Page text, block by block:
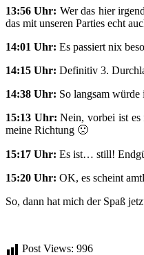
13:56 Uhr: Wer das hier
das mit unseren Parties echt
14:01 Uhr: Es passiert nix
14:15 Uhr: Definitiv 3.
14:38 Uhr: So langsam
15:13 Uhr: Nein, vorbei ist es
meine Richtung 🙁
15:17 Uhr: Es ist… still!
15:20 Uhr: OK, es scheint
So, dann hat mich der Spaß
Post Views: 996